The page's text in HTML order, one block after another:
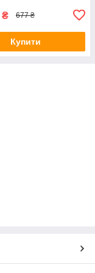
₴ 677 ₴
Купити